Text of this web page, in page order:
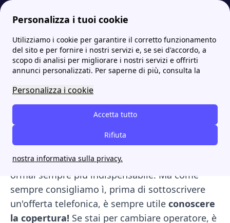
Personalizza i tuoi cookie
Utilizziamo i cookie per garantire il corretto funzionamento
del sito e per fornire i nostri servizi e, se sei d'accordo, a
scopo di analisi per migliorare i nostri servizi e offrirti
annunci personalizzati. Per saperne di più, consulta la
Personalizza i cookie
Accetta tutto
Rifiuta
nostra informativa sulla privacy.
Internet Casa Telefonia: tutto sulla rete mobile e fissa Offerte telefoniche: cosa sapere prima di attivare la migliore!
Offerte telefoniche: cosa
sapere prima di attivare la
migliore!
migliori offerte pertelefono
forniscono interessanti opportunità per gli
utenti moderni, dando risposta a un bisogno
ormai sempre più indispensabile. Ma come
sempre consigliamo ì, prima di sottoscrivere
un'offerta telefonica, è sempre utile conoscere
la copertura! Se stai per cambiare operatore, è